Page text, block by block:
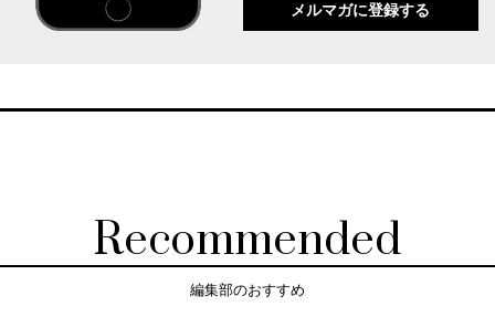
メルマガに登録する
Recommended
編集部のおすすめ